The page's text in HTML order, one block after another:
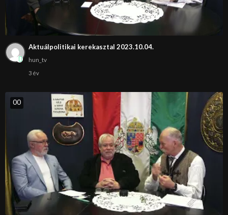
Aktuálpolitikai kerekasztal 2023.10.04.
hun_tv
3 év
00